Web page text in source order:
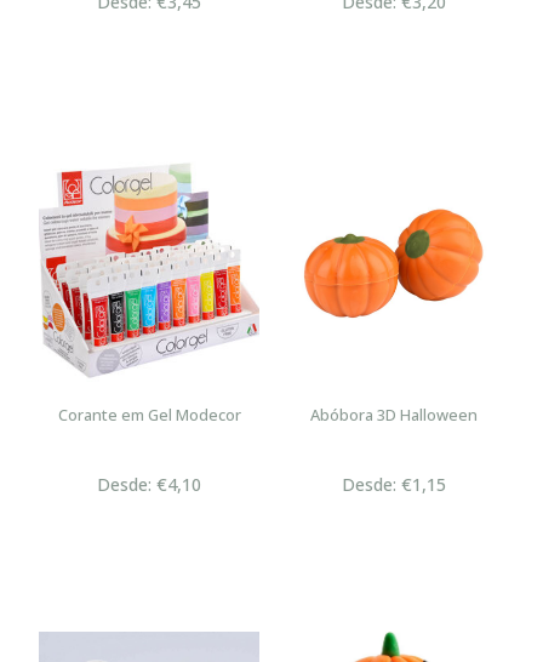
Corante em Gel Modecor
Desde: €4,10
Abóbora 3D Halloween
Desde: €1,15